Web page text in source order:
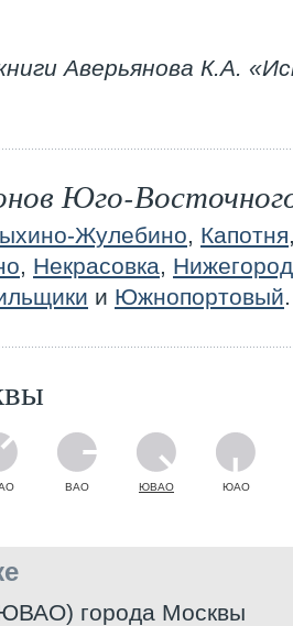
Аверьянова К.А.
Юго-
Жулебино, Капотня
, Некрасовка,
и Южнопортовый.
ВАО ЮВАО ЮАО
города Москвы